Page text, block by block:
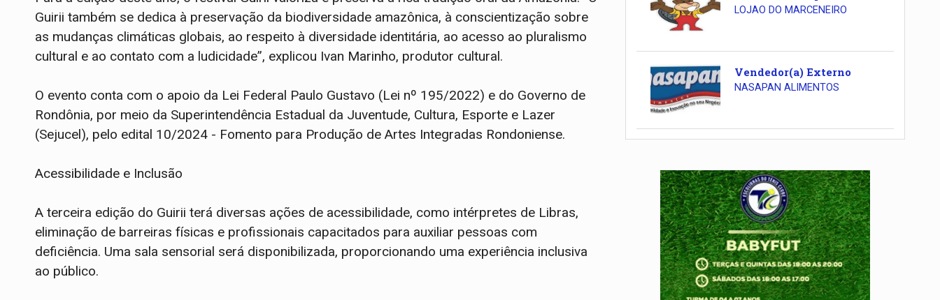
Guirii também se dedica à preservação da biodiversidade amazônica, à conscientização sobre
as mudanças climáticas globais, ao respeito à diversidade identitária, ao acesso ao pluralismo
cultural e ao contato com a ludicidade”, explicou Ivan Marinho, produtor cultural.
O evento conta com o apoio da Lei Federal Paulo Gustavo (Lei nº 195/2022) e do Governo de
Rondônia, por meio da Superintendência Estadual da Juventude, Cultura, Esporte e Lazer
(Sejucel), pelo edital 10/2024 - Fomento para Produção de Artes Integradas Rondoniense.
Acessibilidade e Inclusão
A terceira edição do Guirii terá diversas ações de acessibilidade, como intérpretes de Libras,
eliminação de barreiras físicas e profissionais capacitados para auxiliar pessoas com
deficiência. Uma sala sensorial será disponibilizada, proporcionando uma experiência inclusiva
ao público.
LOJAO DO MARCENEIRO
Vendedor(a) Externo
NASAPAN ALIMENTOS